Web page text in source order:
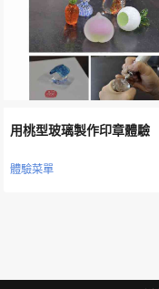
用桃型玻璃製作印章體驗
體驗菜單